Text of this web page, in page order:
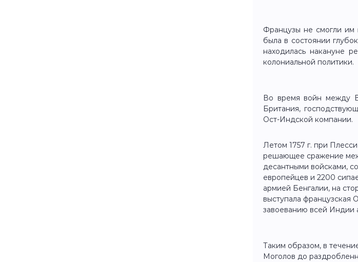
Французы не смогли им
была в состоянии
находилась накануне
колониальной политики.
Во время войн между
Британия,
Ост-Индской компании.
Летом 1757 г. при
решающее сражение
десантными войсками,
европейцев и 2200
армией Бенгалии, на
выступала французская
завоеванию всей Индии
Таким образом, в
Моголов до